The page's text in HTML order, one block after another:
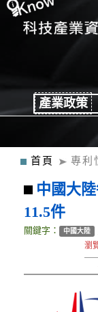
產業政策
首頁 專利
中國大
11.5件
關鍵字： 中國大陸
瀏